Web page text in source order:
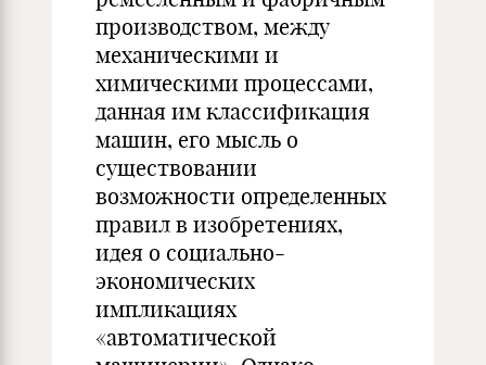
производством, между
механическими и
химическими про­цессами,
данная им классификация
машин, его мысль о
существо­вании
возможности определенных
правил в изобретениях,
идея о социально-
экономических
импликациях
«автоматической